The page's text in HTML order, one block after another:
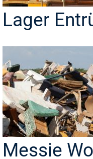
Lager
Messie